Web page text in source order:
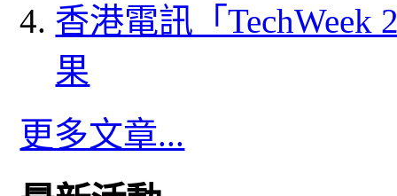
香港電訊「
果
更多文章...